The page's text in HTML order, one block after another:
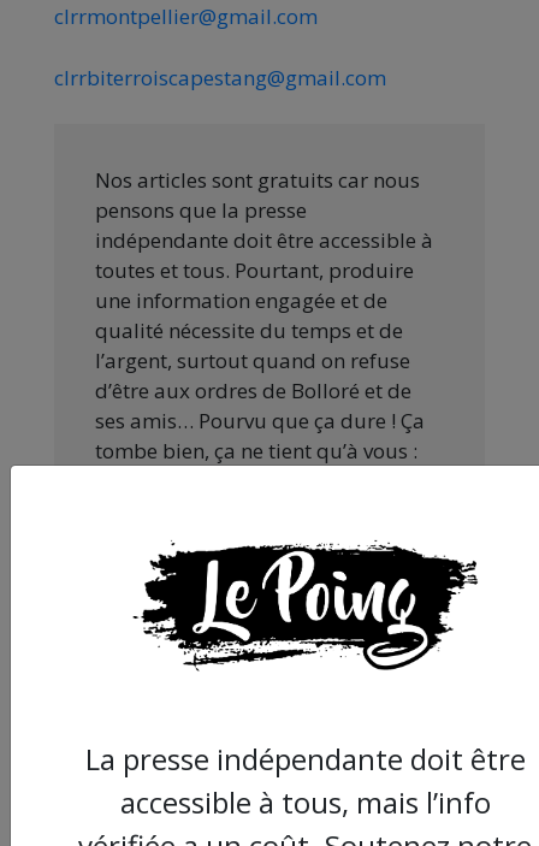
clrrmontpellier@gmail.com
clrrbiterroiscapestang@gmail.com
Nos articles sont gratuits car nous
pensons que la presse
indépendante doit être accessible à
toutes et tous. Pourtant, produire
une information engagée et de
qualité nécessite du temps et de
l’argent, surtout quand on refuse
d’être aux ordres de Bolloré et de
ses amis… Pourvu que ça dure ! Ça
tombe bien, ça ne tient qu’à vous :
La presse indépendante doit être
accessible à tous, mais l’info